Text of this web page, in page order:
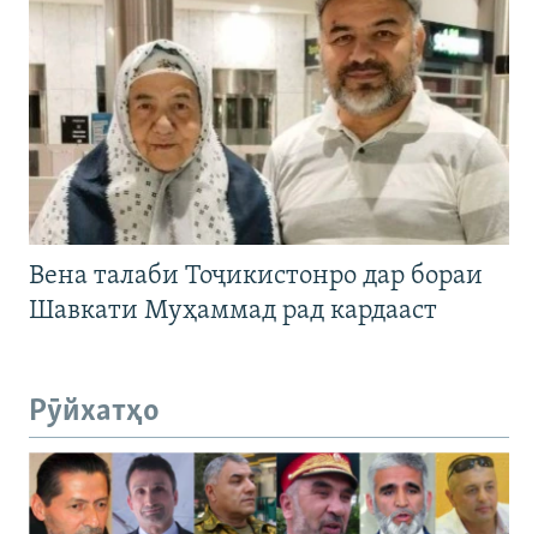
Вена талаби Тоҷикистонро дар бораи
Шавкати Муҳаммад рад кардааст
Рӯйхатҳо